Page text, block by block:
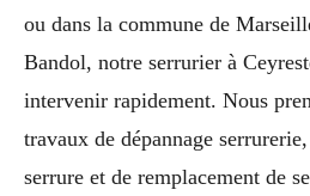
ou dans la commune de
Bandol, notre serrurier à
intervenir rapidement. Nous
travaux de dépannage
serrure et de remplacement de